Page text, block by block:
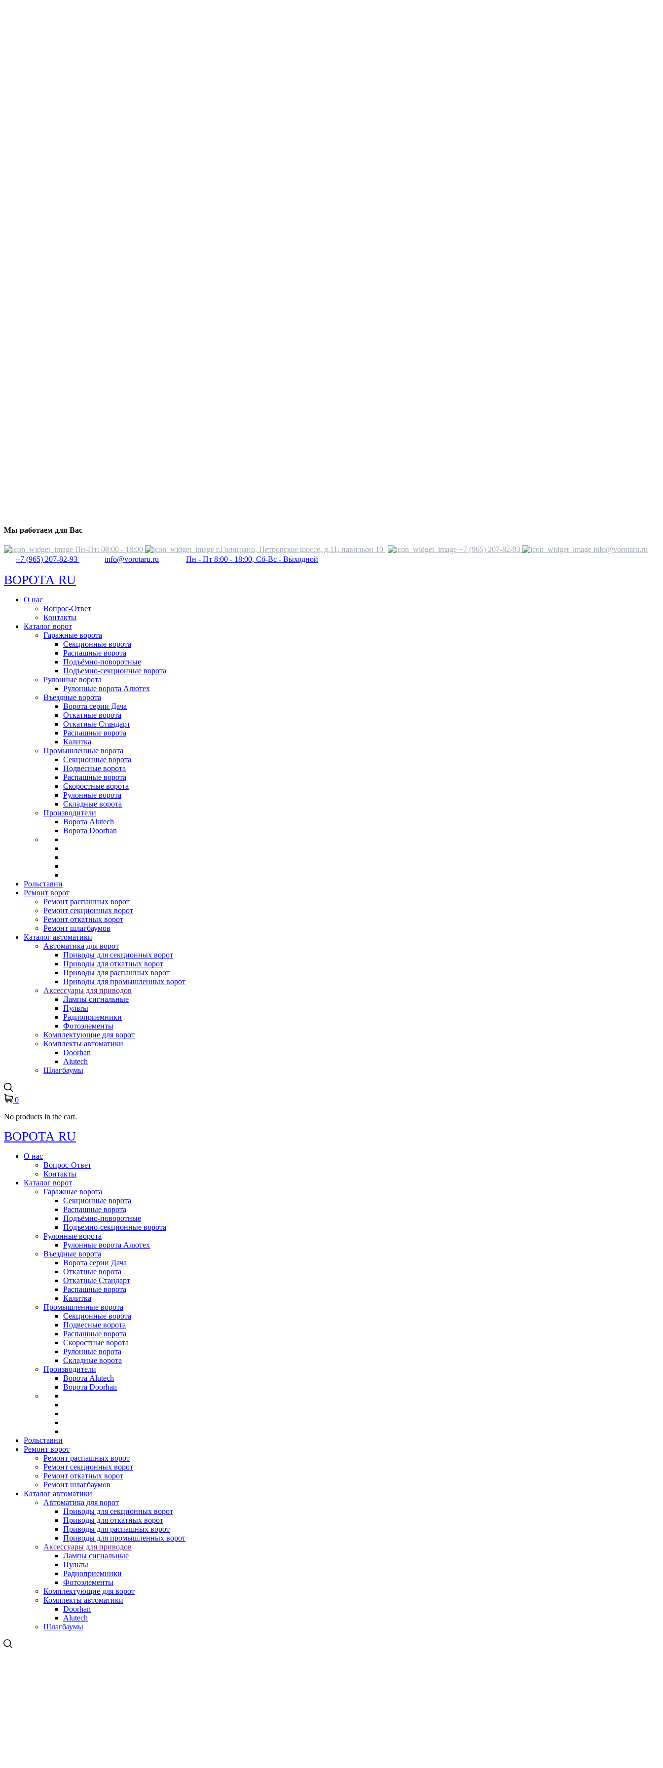
Мы работаем для Вас
Пн-Пт: 08:00 - 18:00 г.Голицыно, Петровское шоссе, д.11, павильон 10 +7 (965) 207-82-93
info@vorotaru.ru
+7 (965) 207-82-93
info@vorotaru.ru Пн - Пт 8:00 - 18:00, Сб-Вс - Выходной
ВОРОТА RU
О нас
Вопрос-Ответ
Контакты
Каталог ворот
Гаражные ворота
Секционные ворота
Распашные ворота
Подъёмно-поворотные
Подъемно-секционные ворота
Рулонные ворота
Рулонные ворота Алютех
Въездные ворота
Ворота серии Дача
Откатные ворота
Откатные Стандарт
Распашные ворота
Калитка
Промышленные ворота
Секционные ворота
Подвесные ворота
Распашные ворота
Скоростные ворота
Рулонные ворота
Складные ворота
Производители
Ворота Alutech
Ворота Doorhan
Рольставни
Ремонт ворот
Ремонт распашных ворот
Ремонт секционных ворот
Ремонт откатных ворот
Ремонт шлагбаумов
Каталог автоматики
Автоматика для ворот
Приводы для секционных ворот
Приводы для откатных ворот
Приводы для распашных ворот
Приводы для промышленных ворот
Аксессуары для приводов
Лампы сигнальные
Пульты
Радиоприемники
Фотоэлементы
Комплектующие для ворот
Комплекты автоматики
Doorhan
Alutech
Шлагбаумы
0
No products in the cart.
ВОРОТА RU
О нас
Вопрос-Ответ
Контакты
Каталог ворот
Гаражные ворота
Секционные ворота
Распашные ворота
Подъёмно-поворотные
Подъемно-секционные ворота
Рулонные ворота
Рулонные ворота Алютех
Въездные ворота
Ворота серии Дача
Откатные ворота
Откатные Стандарт
Распашные ворота
Калитка
Промышленные ворота
Секционные ворота
Подвесные ворота
Распашные ворота
Скоростные ворота
Рулонные ворота
Складные ворота
Производители
Ворота Alutech
Ворота Doorhan
Рольставни
Ремонт ворот
Ремонт распашных ворот
Ремонт секционных ворот
Ремонт откатных ворот
Ремонт шлагбаумов
Каталог автоматики
Автоматика для ворот
Приводы для секционных ворот
Приводы для откатных ворот
Приводы для распашных ворот
Приводы для промышленных ворот
Аксессуары для приводов
Лампы сигнальные
Пульты
Радиоприемники
Фотоэлементы
Комплектующие для ворот
Комплекты автоматики
Doorhan
Alutech
Шлагбаумы